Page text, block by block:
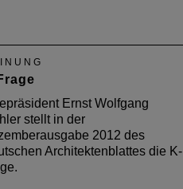
Ernst Wolfgang
stellt in der
2012 des
Architektenblattes die K-